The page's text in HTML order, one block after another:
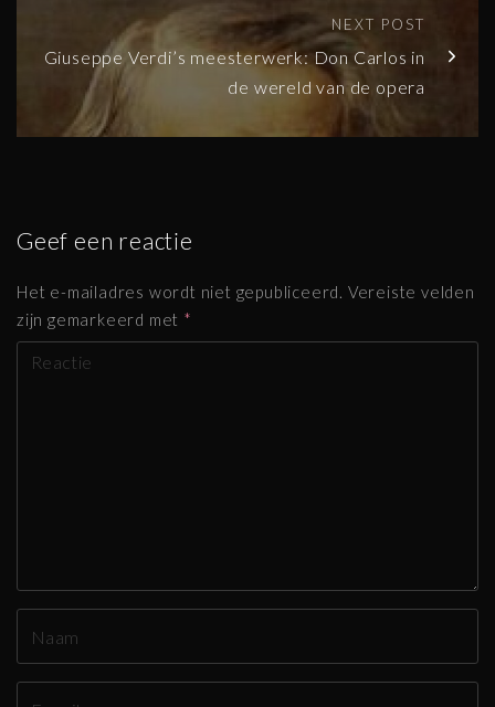
NEXT POST
Giuseppe Verdi’s meesterwerk: Don Carlos in
de wereld van de opera
Geef een reactie
Het e-mailadres wordt niet gepubliceerd. Vereiste velden
zijn gemarkeerd met *